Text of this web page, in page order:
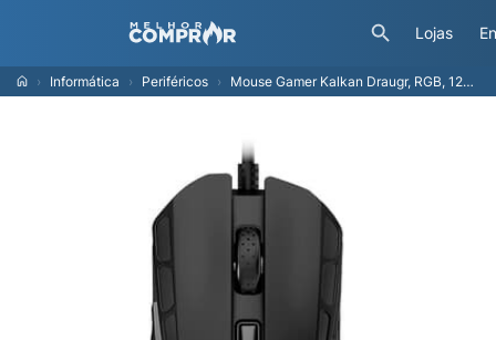
Lojas
Informática Periféricos Mouse Gamer Kalkan Draugr, RGB, 12400 DPI, PAW3327, Preto - KLK00009